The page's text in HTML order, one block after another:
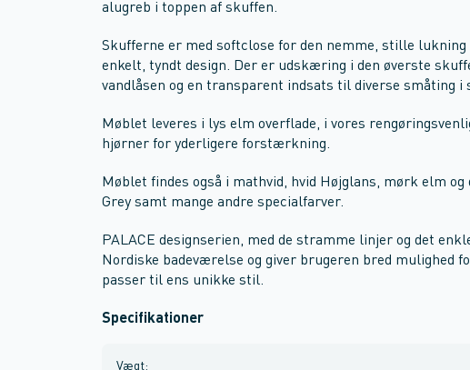
alugreb i toppen af skuffen.
Skufferne er med softclose for den nemme, stille lukning
enkelt, tyndt design. Der er udskæring i den øverste
vandlåsen og en transparent indsats til diverse småting i
Møblet leveres i lys elm overflade, i vores
hjørner for yderligere forstærkning.
Møblet findes også i mathvid, hvid Højglans, mørk elm
Grey samt mange andre specialfarver.
PALACE designserien, med de stramme linjer og det
Nordiske badeværelse og giver brugeren bred mulighed
passer til ens unikke stil.
Specifikationer
Vægt: